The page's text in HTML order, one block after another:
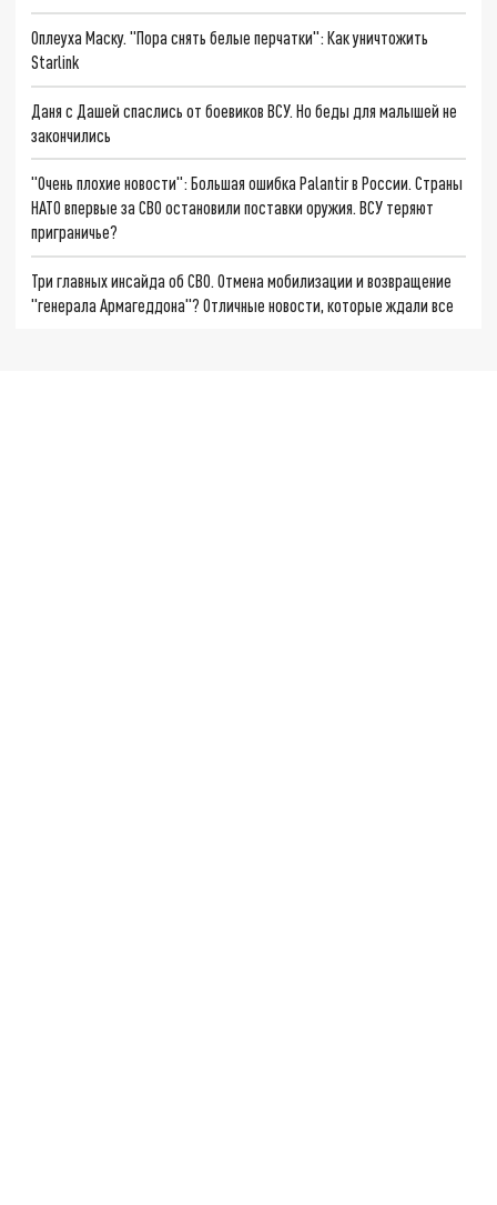
Оплеуха Маску. "Пора снять белые перчатки": Как уничтожить
Starlink
Даня с Дашей спаслись от боевиков ВСУ. Но беды для малышей не
закончились
"Очень плохие новости": Большая ошибка Palantir в России. Страны
НАТО впервые за СВО остановили поставки оружия. ВСУ теряют
приграничье?
Три главных инсайда об СВО. Отмена мобилизации и возвращение
"генерала Армагеддона"? Отличные новости, которые ждали все